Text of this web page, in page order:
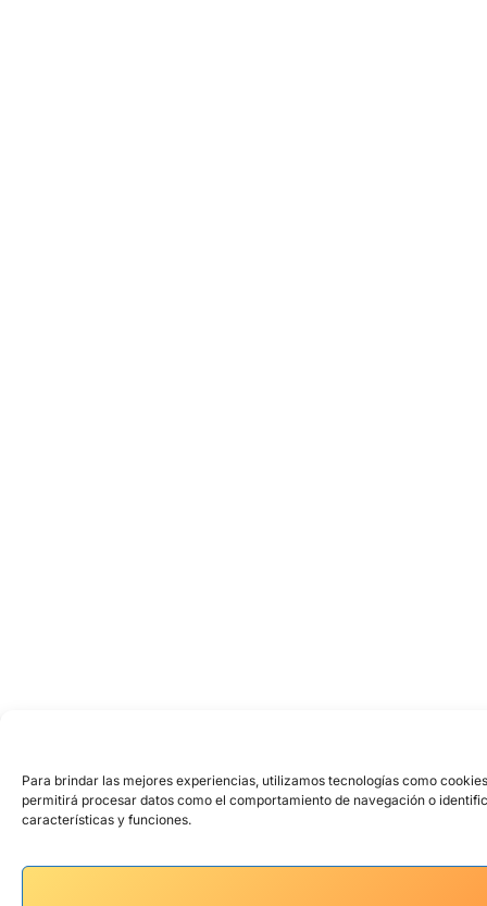
Para brindar las mejores experiencias, utilizamos tecnologías como
permitirá procesar datos como el comportamiento de navegación o
características y funciones.